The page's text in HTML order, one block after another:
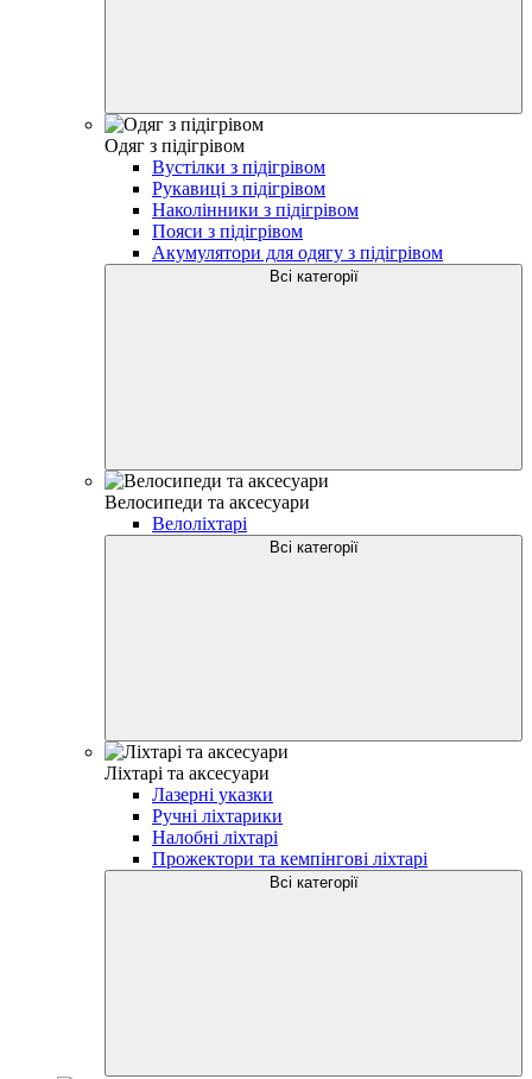
Одяг з підігрівом
Вустілки з підігрівом
Рукавиці з підігрівом
Наколінники з підігрівом
Пояси з підігрівом
Акумулятори для одягу з підігрівом
Всі категорії
Велосипеди та аксесуари
Велоліхтарі
Всі категорії
Ліхтарі та аксесуари
Лазерні указки
Ручні ліхтарики
Налобні ліхтарі
Прожектори та кемпінгові ліхтарі
Всі категорії